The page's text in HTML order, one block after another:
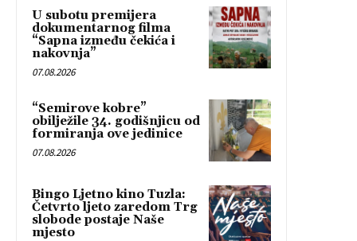
U subotu premijera
dokumentarnog filma
“Sapna između čekića i
nakovnja”
07.08.2026
“Semirove kobre”
obilježile 34. godišnjicu od
formiranja ove jedinice
07.08.2026
Bingo Ljetno kino Tuzla:
Četvrto ljeto zaredom Trg
slobode postaje Naše
mjesto